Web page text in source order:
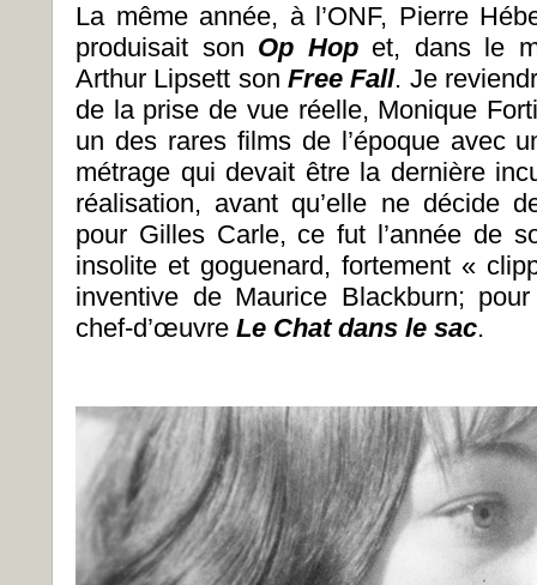
La même année, à l’ONF, Pierre
produisait son Op Hopet, dans le
Arthur Lipsett sonFree Fall. Je
de la prise de vue réelle, Monique
un des rares films de l’époque avec
métrage qui devait être la dernière
réalisation, avant qu’elle ne décide
pour Gilles Carle, ce fut l’année de
insolite et goguenard, fortement «
inventive de Maurice Blackburn;
chef-d’œuvre Le Chat dans le sac.